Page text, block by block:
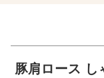
豚肩ロース